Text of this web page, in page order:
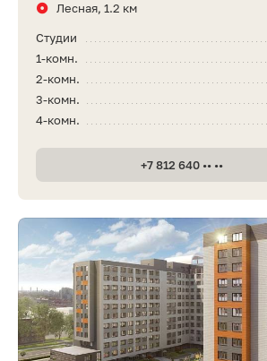
Лесная, 1.2 км
Студии
1-комн.
2-комн.
3-комн.
4-комн.
+7 812 640 •• ••